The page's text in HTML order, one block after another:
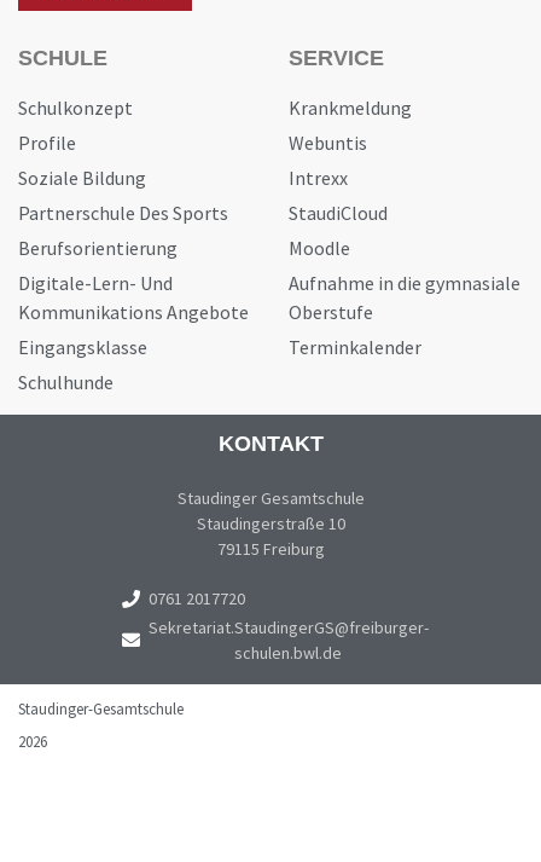
SCHULE
Schulkonzept
Profile
Soziale Bildung
Partnerschule Des Sports
Berufsorientierung
Digitale-Lern- Und
Kommunikations Angebote
Eingangsklasse
Schulhunde
SERVICE
Krankmeldung
Webuntis
Intrexx
StaudiCloud
Moodle
Aufnahme in die gymnasiale
Oberstufe
Terminkalender
KONTAKT
Staudinger Gesamtschule
Staudingerstraße 10
79115 Freiburg
0761 2017720
Sekretariat.StaudingerGS@freiburger-
schulen.bwl.de
Staudinger-Gesamtschule
2026